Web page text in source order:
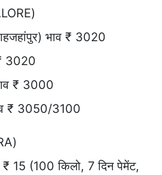
भाव ₹ 3020
3020
₹ 3000
₹ 3050/3100
15 (100 किलो, 7 दिन पेमेंट,